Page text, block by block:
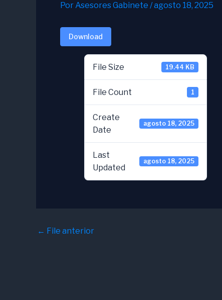
PorAsesores Gabinete /agosto 18, 2025
Download
File Size 19.44 KB
File Count 1
Create
Date
agosto 18, 2025
Last
Updated
agosto 18, 2025
← File anterior